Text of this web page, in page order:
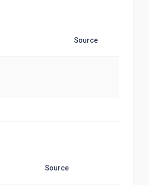
Source
Source